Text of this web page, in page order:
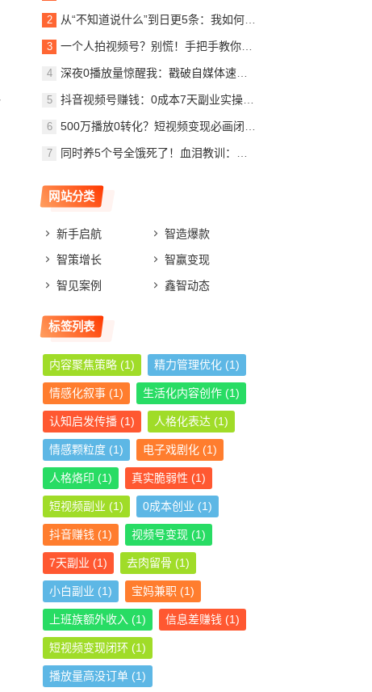
从“不知道说什么”到日更5条：我如何把短视频变成我的“认知朋友圈”
一个人拍视频号？别慌！手把手教你轻松上手
深夜0播放量惊醒我：戳破自媒体速成泡沫，唯靠“学与练”笨功夫
抖音视频号赚钱：0成本7天副业实操，保姆级教程！(避坑指南)
500万播放0转化？短视频变现必画闭环路径图！4步填平流量黑洞 | 实战复盘
同时养5个号全饿死了！血泪教训：别让贪心吸干你的精气神
网站分类
新手启航
智造爆款
智策增长
智赢变现
智见案例
鑫智动态
标签列表
内容聚焦策略 (1) 精力管理优化 (1)
情感化叙事 (1) 生活化内容创作 (1)
认知启发传播 (1) 人格化表达 (1)
情感颗粒度 (1) 电子戏剧化 (1)
人格烙印 (1) 真实脆弱性 (1)
短视频副业 (1) 0成本创业 (1)
抖音赚钱 (1) 视频号变现 (1)
7天副业 (1) 去肉留骨 (1)
小白副业 (1) 宝妈兼职 (1)
上班族额外收入 (1) 信息差赚钱 (1)
短视频变现闭环 (1)
播放量高没订单 (1)